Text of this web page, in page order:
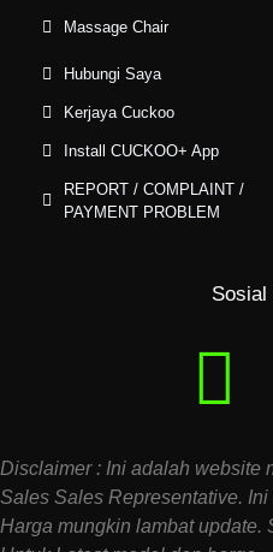
Massage Chair
Hubungi Saya
Kerjaya Cuckoo
Install CUCKOO+ App
REPORT / COMPLAINT /
PAYMENT PROBLEM
Sosial
Disclaimer : Ini adalah website
Sales Sales Representative.
Harga mungkin lambat update.